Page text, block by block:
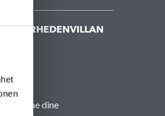
FISKARHEDENVILLAN
vi
dine